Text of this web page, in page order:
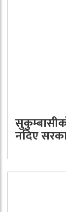
नदिए